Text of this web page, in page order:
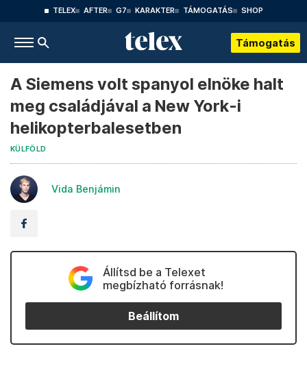
TELEX AFTER G7 KARAKTER TÁMOGATÁS SHOP
Támogatás
A Siemens volt spanyol elnöke halt
meg családjával a New York-i
helikopterbalesetben
KÜLFÖLD
Vida Benjámin
Állítsd be a Telexet
megbízható forrásnak!
Beállítom